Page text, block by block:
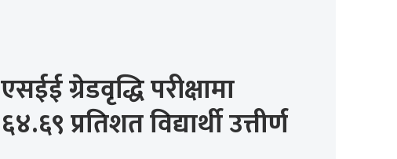
एसईई ग्रेडवृद्धि परीक्षामा
६४.६९ प्रतिशत विद्यार्थी उत्तीर्ण